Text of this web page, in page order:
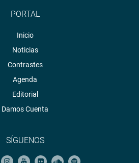
PORTAL
Inicio
Noticias
Contrastes
Agenda
Editorial
Damos Cuenta
SÍGUENOS